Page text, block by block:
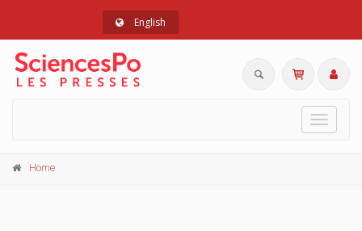
English
Toggle
Home